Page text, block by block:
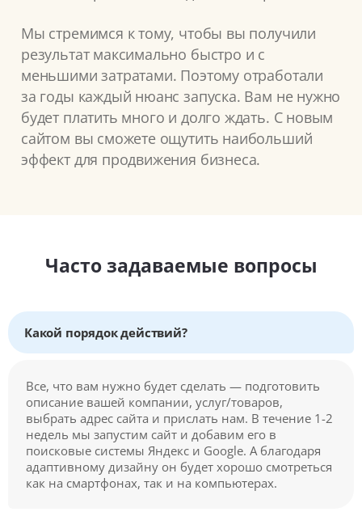
Мы стремимся к тому, чтобы вы получили
результат максимально быстро и с
меньшими затратами. Поэтому отработали
за годы каждый нюанс запуска. Вам не нужно
будет платить много и долго ждать. С новым
сайтом вы сможете ощутить наибольший
эффект для продвижения бизнеса.
Часто задаваемые вопросы
Какой порядок действий?
Все, что вам нужно будет сделать — подготовить
описание вашей компании, услуг/товаров,
выбрать адрес сайта и прислать нам. В течение 1-2
недель мы запустим сайт и добавим его в
поисковые системы Яндекс и Google. А благодаря
адаптивному дизайну он будет хорошо смотреться
как на смартфонах, так и на компьютерах.